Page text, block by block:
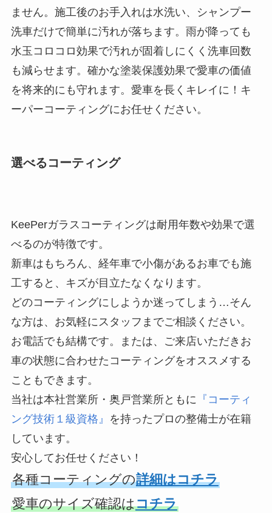
ません。施工後のお手入れは水洗い、シャンプー
洗車だけで簡単に汚れが落ちます。雨が降っても
水玉コロコロ効果で汚れが固着しにくく洗車回数
も減らせます。確かな塗装保護効果で愛車の価値
を将来的にも守れます。愛車を長くキレイに！キ
ーパーコーティングにお任せください。
選べるコーティング
KeePerガラスコーティングは耐用年数や効果で選
べるのが特徴です。
新車はもちろん、経年車で小傷があるお車でも施
工すると、キズが目立たなくなります。
どのコーティングにしようか迷ってしまう…そん
な方は、お気軽にスタッフまでご相談ください。
お電話でも結構です。または、ご来店いただきお
車の状態に合わせたコーティングをオススメする
こともできます。
当社は本社営業所・奥戸営業所ともに 『コーティ
ング技術１級資格』
を持ったプロの整備士が在籍
しています。
安心してお任せください！
各種コーティングの詳細はコチラ
愛車のサイズ確認はコチラ